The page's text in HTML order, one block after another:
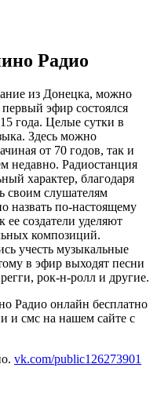
Радио
из Донецка, можно
эфир состоялся
года. Целые сутки в
Здесь можно
от 70 годов, так и
недавно. Радиостанция
характер, благодаря
своим слушателям
назвать по-настоящему
ее создатели уделяют
композиций.
учесть музыкальные
в эфир выходят песни
рок-н-ролл и другие.
Радио онлайн бесплатно
и смс на нашем сайте с
vk.com/public126273901